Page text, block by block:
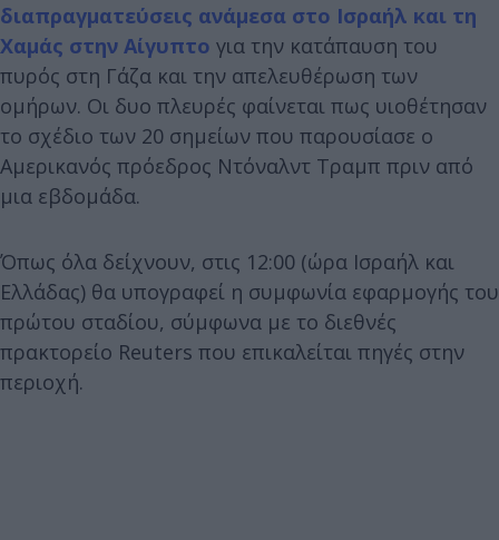
διαπραγματεύσεις ανάμεσα στο Ισραήλ και τη
Χαμάς στην Αίγυπτο για την κατάπαυση του
πυρός στη Γάζα και την απελευθέρωση των
ομήρων. Οι δυο πλευρές φαίνεται πως υιοθέτησαν
το σχέδιο των 20 σημείων που παρουσίασε ο
Aμερικανός πρόεδρος Ντόναλντ Τραμπ πριν από
μια εβδομάδα.
Όπως όλα δείχνουν, στις 12:00 (ώρα Ισραήλ και
Ελλάδας) θα υπογραφεί η συμφωνία εφαρμογής του
πρώτου σταδίου, σύμφωνα με το διεθνές
πρακτορείο Reuters που επικαλείται πηγές στην
περιοχή.